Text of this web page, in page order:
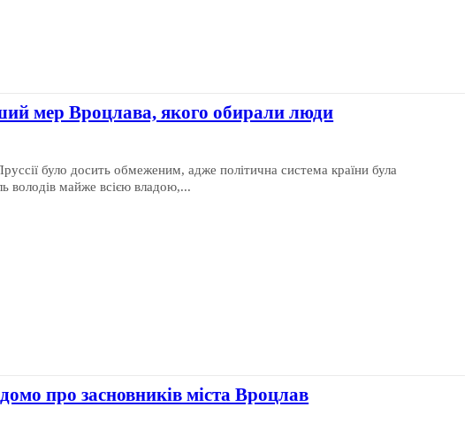
мер Вроцлава, якого обирали люди
було досить обмеженим, адже політична система країни була
володів майже всією владою,...
про засновників міста Вроцлав